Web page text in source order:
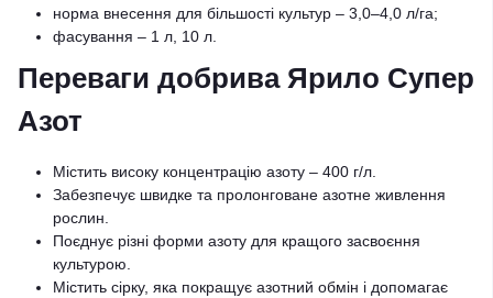
норма внесення для більшості культур – 3,0–4,0 л/га;
фасування – 1 л, 10 л.
Переваги добрива Ярило Супер
Азот
Містить високу концентрацію азоту – 400 г/л.
Забезпечує швидке та пролонговане азотне живлення
рослин.
Поєднує різні форми азоту для кращого засвоєння
культурою.
Містить сірку, яка покращує азотний обмін і допомагає